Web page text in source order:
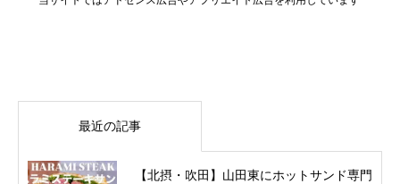
最近の記事
【北摂・吹田】山田東にホットサンド専門